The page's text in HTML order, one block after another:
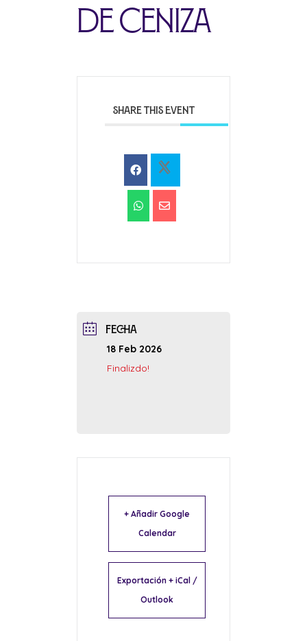
de ceniza
SHARE THIS EVENT
FECHA
18 Feb 2026
Finalizdo!
+ Añadir Google
Calendar
Exportación + iCal /
Outlook